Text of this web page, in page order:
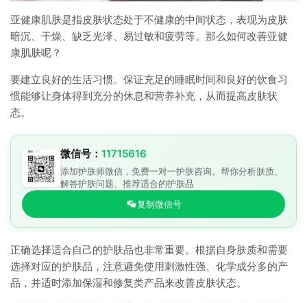
亚健康肌肤是指皮肤状态处于不健康的中间状态，表现为皮肤
暗沉、干燥、缺乏光泽、易过敏和疲劳等。那么如何改善亚健
康肌肤呢？
要建立良好的生活习惯。保证充足的睡眠时间和良好的饮食习
惯能够让身体得到充分的休息和营养补充，从而提高皮肤状
态。
微信号： 11715616
添加护肤师微信，免费一对一护肤咨询。帮你分析肤质、
解答护肤问题、推荐适合的护肤品
复制微信号
正确选择适合自己的护肤品也非常重要。根据自身肤质和需要
选择对应的护肤品，注意避免使用刺激性强、化学成分多的产
品，并适时添加保湿和修复类产品来改善皮肤状态。